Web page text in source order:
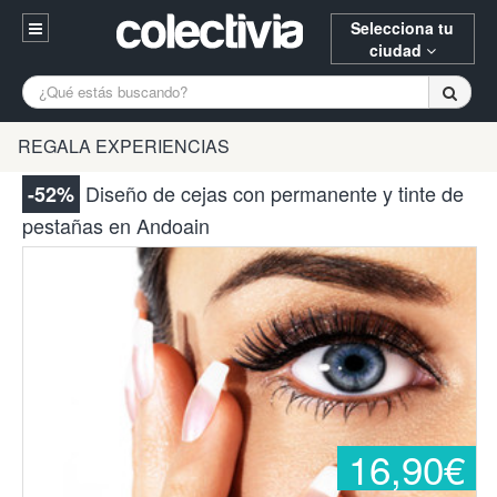
Selecciona tu
ciudad
Entrar
94 652 38 15 (L-V 10:30-15:00)
¿Necesitas ayuda? Escríbenos
A Coruña Alicante
Bilbao Burgos
Gijón Huesca
Palencia
Santander Tarragona
Vitoria Zaragoza
REGALA EXPERIENCIAS
-52% Diseño de cejas con permanente y tinte de
pestañas en Andoain
16,90€